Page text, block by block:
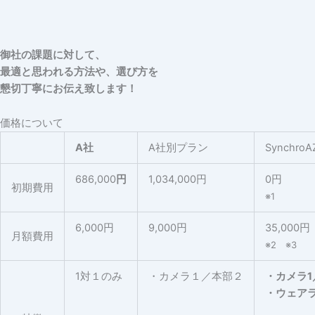
御社の課題に対して、
最適と思われる方法や、選び方を
懇切丁寧にお伝え致します！
価格について
A社
A社別プラン
初期費用
686,000 円 1,034,000円 0円
※1
月額費用
6,000円 9,000円 35,000円
※2 ※3
1対１のみ ・カメラ１／本部２
・カメラ
・ウェア